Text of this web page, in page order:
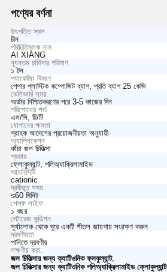
পণ্যের বর্ণনা
উৎপত্তি স্থল
চীন
পরিচিতিমুলক নাম
AI XIANG
ন্যূনতম চাহিদার পরিমাণ
১ টন
প্যাকেজিং বিবরণ
পেপার প্লাস্টিক কম্পোজিট ব্যাগ, প্রতি ব্যাগ 25 কেজি
ডেলিভারি সময়
অর্ডার নিশ্চিতকরণের পরে 3-5 কাজের দিন
পরিশোধের শর্ত
এল/সি, টি/টি
যোগানের ক্ষমতা
গ্রাহক আদেশের প্রয়োজনীয়তা অনুযায়ী
অ্যাপ্লিকেশন
কাঁচা জল চিকিত্সা
প্রকার
ফ্লোকুল্যান্ট, পলিঅ্যাক্রিলামাইড
আয়নিসিটি
cationic
দ্রবীভূত সময়
≤60 মিনিট
শেল্ফ লাইফ
১ বছর
স্টোরেজ কন্ডিশন
সূর্যালোক থেকে দূরে একটি শীতল জায়গায় সংরক্ষণ করুন
দ্রবণীয়তা
পানিতে দ্রবণীয়
লক্ষণীয় করা:
জল চিকিত্সার জন্য ক্যাটিওনিক ফ্লকুল্যান্ট,
জল চিকিত্সার জন্য ক্যাটিওনিক পলিঅ্যাক্রিলামাইড ফ্লোকুল্যান্ট